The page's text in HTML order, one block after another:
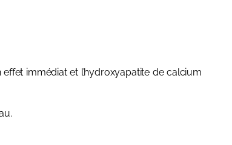
immédiat et l’hydroxyapatite de calcium